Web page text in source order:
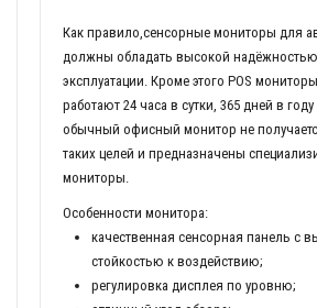
Как правило,сенсорные мониторы для
должны обладать высокой
эксплуатации. Кроме этого POS
работают 24 часа в сутки, 365 дней в
обычный офисный монитор не
таких целей и предназначены
мониторы.
Особенности монитора:
качественная сенсорная панель с
стойкостью к воздействию;
регулировка дисплея по уровню;